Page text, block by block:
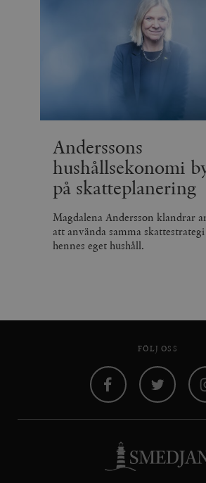
Anderssons
hushållsekonomi
på skatteplanering
Magdalena Andersson klandrar
att använda samma
hennes eget hushåll.
FÖLJ OSS